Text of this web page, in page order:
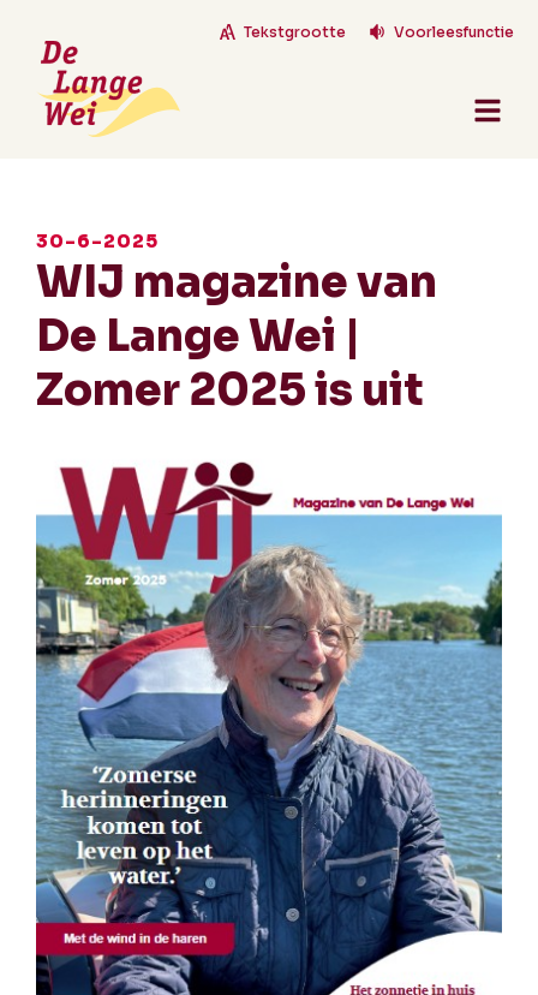
Tekstgrootte Voorleesfunctie
30-6-2025
WIJ magazine van
De Lange Wei |
Zomer 2025 is uit